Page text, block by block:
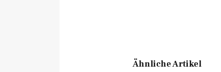
Ähnliche Artikel